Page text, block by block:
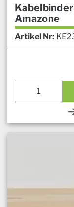
Amazone
Artikel Nr: